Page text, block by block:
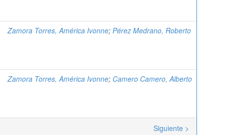
Zamora Torres, América Ivonne; Pérez Medrano, Roberto
Zamora Torres, América Ivonne; Camero Camero, Alberto
Siguiente >